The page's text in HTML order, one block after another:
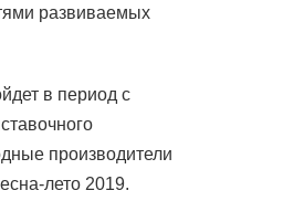
развиваемых
в период с
производители
лето 2019.